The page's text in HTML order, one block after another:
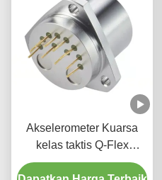
Akselerometer Kuarsa
kelas taktis Q-Flex
QA3000 Pengganti